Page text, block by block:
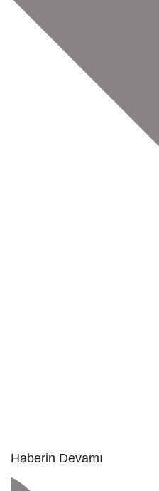
Haberin Devamı